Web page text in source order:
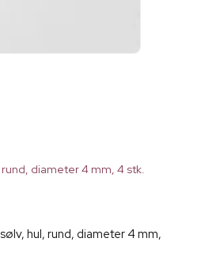
diameter 4 mm, 4 stk.
hul, rund, diameter 4 mm,